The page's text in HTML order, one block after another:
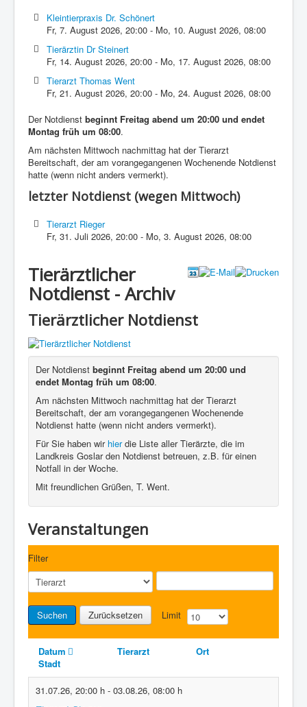
Kleintierpraxis Dr. Schönert
Fr, 7. August 2026,20:00 - Mo, 10. August 2026,08:00
Tierärztin Dr Steinert
Fr, 14. August 2026,20:00 - Mo, 17. August 2026,08:00
Tierarzt Thomas Went
Fr, 21. August 2026,20:00 - Mo, 24. August 2026,08:00
Der Notdienst beginnt Freitag abend um 20:00 und endet
Montag früh um 08:00.
Am nächsten Mittwoch nachmittag hat der Tierarzt
Bereitschaft, der am vorangegangenen Wochenende Notdienst
hatte (wenn nicht anders vermerkt).
letzter Notdienst (wegen Mittwoch)
Tierarzt Rieger
Fr, 31. Juli 2026,20:00 - Mo, 3. August 2026,08:00
Tierärztlicher
Notdienst - Archiv
Tierärztlicher Notdienst
Der Notdienst beginnt Freitag abend um 20:00 und
endet Montag früh um 08:00.
Am nächsten Mittwoch nachmittag hat der Tierarzt
Bereitschaft, der am vorangegangenen Wochenende
Notdienst hatte (wenn nicht anders vermerkt).
Für Sie haben wir hierdie Liste aller Tierärzte, die im
Landkreis Goslar den Notdienst betreuen, z.B. für einen
Notfall in der Woche.
Mit freundlichen Grüßen, T. Went.
Veranstaltungen
Filter
Suchen Zurücksetzen Limit
Datum Tierarzt
Ort
Stadt
31.07.26, 20:00 h - 03.08.26, 08:00 h